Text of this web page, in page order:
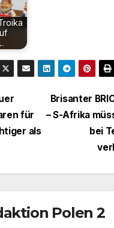
Brisanter
– S-Afrika
bei
für
als
Polen 2